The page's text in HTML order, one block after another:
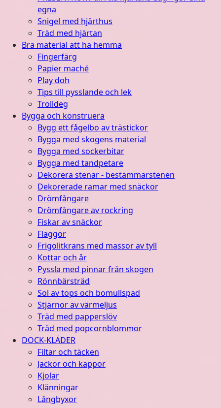
egna
Snigel med hjärthus
Träd med hjärtan
Bra material att ha hemma
Fingerfärg
Papier maché
Play doh
Tips till pysslande och lek
Trolldeg
Bygga och konstruera
Bygg ett fågelbo av trästickor
Bygga med skogens material
Bygga med sockerbitar
Bygga med tandpetare
Dekorera stenar - bestämmarstenen
Dekorerade ramar med snäckor
Drömfångare
Drömfångare av rockring
Fiskar av snäckor
Flaggor
Frigolitkrans med massor av tyll
Kottar och år
Pyssla med pinnar från skogen
Rönnbärsträd
Sol av tops och bomullspad
Stjärnor av värmeljus
Träd med papperslöv
Träd med popcornblommor
DOCK-KLÄDER
Filtar och täcken
Jackor och kappor
Kjolar
Klänningar
Långbyxor